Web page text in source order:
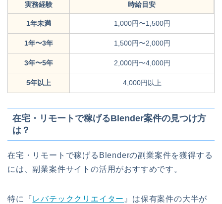
実務経験 時給目安
1年未満 1,000円〜1,500円
1年〜3年 1,500円〜2,000円
3年〜5年 2,000円〜4,000円
5年以上 4,000円以上
在宅・リモートで稼げるBlender案件の見つけ方
は？
在宅・リモートで稼げるBlenderの副業案件を獲得する
には、副業案件サイトの活用がおすすめです。
特に『レバテッククリエイター 』は保有案件の大半が